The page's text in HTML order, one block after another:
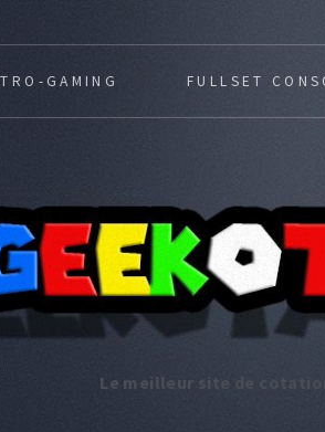
Le meilleur site de
GAMING FULLSET